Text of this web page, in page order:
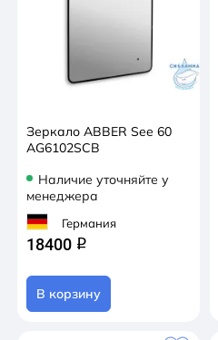
Зеркало ABBER See 60
AG6102SCB
Наличие уточняйте у
менеджера
Германия
18400 q
В корзину